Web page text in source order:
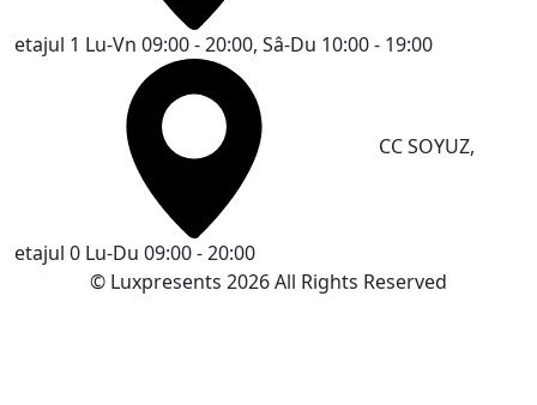
etajul 1 Lu-Vn 09:00 - 20:00, Sâ-Du 10:00 - 19:00
CC SOYUZ,
etajul 0 Lu-Du 09:00 - 20:00
© Luxpresents 2026 All Rights Reserved